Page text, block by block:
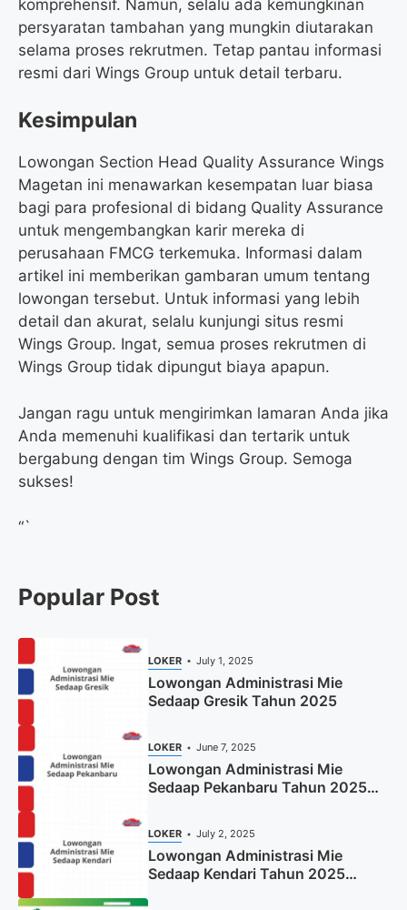
komprehensif. Namun, selalu ada kemungkinan
persyaratan tambahan yang mungkin diutarakan
selama proses rekrutmen. Tetap pantau informasi
resmi dari Wings Group untuk detail terbaru.
Kesimpulan
Lowongan Section Head Quality Assurance Wings
Magetan ini menawarkan kesempatan luar biasa
bagi para profesional di bidang Quality Assurance
untuk mengembangkan karir mereka di
perusahaan FMCG terkemuka. Informasi dalam
artikel ini memberikan gambaran umum tentang
lowongan tersebut. Untuk informasi yang lebih
detail dan akurat, selalu kunjungi situs resmi
Wings Group. Ingat, semua proses rekrutmen di
Wings Group tidak dipungut biaya apapun.
Jangan ragu untuk mengirimkan lamaran Anda jika
Anda memenuhi kualifikasi dan tertarik untuk
bergabung dengan tim Wings Group. Semoga
sukses!
“`
Popular Post
LOKER July 1, 2025
Lowongan Administrasi Mie
Sedaap Gresik Tahun 2025
LOKER June 7, 2025
Lowongan Administrasi Mie
Sedaap Pekanbaru Tahun 2025
LOKER July 2, 2025
Lowongan Administrasi Mie
Sedaap Kendari Tahun 2025